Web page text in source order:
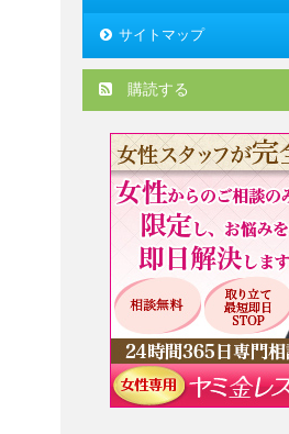
サイトマップ
購読する